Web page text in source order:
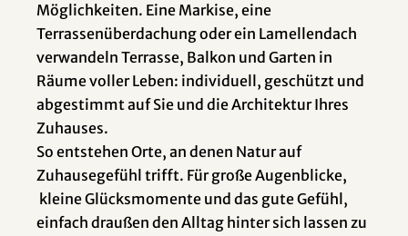
Möglichkeiten. Eine Markise, eine
Terrassenüberdachung oder ein Lamellendach
verwandeln Terrasse, Balkon und Garten in
Räume voller Leben: individuell, geschützt und
abgestimmt auf Sie und die Architektur Ihres
Zuhauses.
So entstehen Orte, an denen Natur auf
Zuhausegefühl trifft. Für große Augenblicke,
kleine Glücksmomente und das gute Gefühl,
einfach draußen den Alltag hinter sich lassen zu